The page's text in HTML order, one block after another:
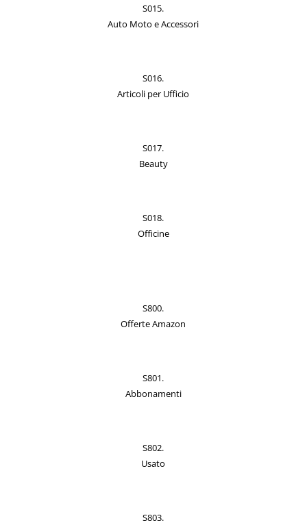
S015.
Auto Moto e Accessori
S016.
Articoli per Ufficio
S017.
Beauty
S018.
Officine
S800.
Offerte Amazon
S801.
Abbonamenti
S802.
Usato
S803.